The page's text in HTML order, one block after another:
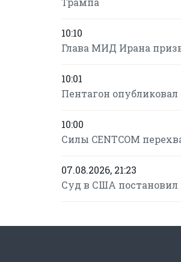
10:10
Глава МИД Ирана
10:01
Пентагон
10:00
Силы CENTCOM
07.08.2026, 21:23
Суд в США постановил